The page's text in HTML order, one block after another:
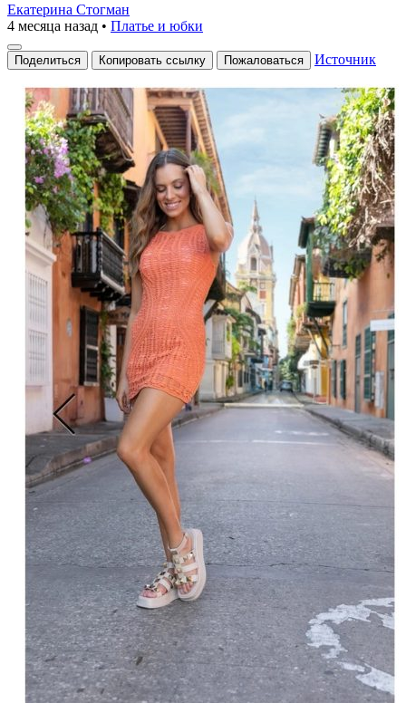
Екатерина Стогман
4 месяца назад • Платье и юбки
Поделиться Копировать ссылку Пожаловаться Источник